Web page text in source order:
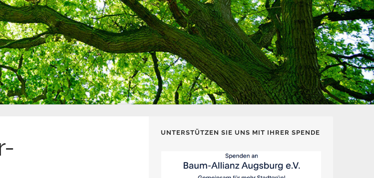
UNTERSTÜTZEN SIE UNS MIT IHRER SPENDE